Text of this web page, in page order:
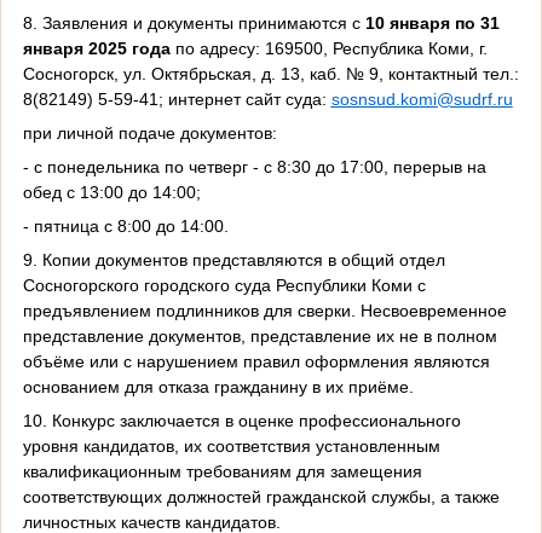
8. Заявления и документы принимаются с 10 января по 31
января 2025 годапо адресу: 169500, Республика Коми, г.
Сосногорск, ул. Октябрьская, д. 13, каб. № 9, контактный тел.:
8(82149) 5-59-41; интернет сайт суда: sosnsud komi@sudrf. ru
при личной подаче документов:
- с понедельника по четверг - с 8:30 до 17:00, перерыв на
обед с 13:00 до 14:00;
- пятница с 8:00 до 14:00.
9. Копии документов представляются в общий отдел
Сосногорского городского суда Республики Коми с
предъявлением подлинников для сверки. Несвоевременное
представление документов, представление их не в полном
объёме или с нарушением правил оформления являются
основанием для отказа гражданину в их приёме.
10. Конкурс заключается в оценке профессионального
уровня кандидатов, их соответствия установленным
квалификационным требованиям для замещения
соответствующих должностей гражданской службы, а также
личностных качеств кандидатов.